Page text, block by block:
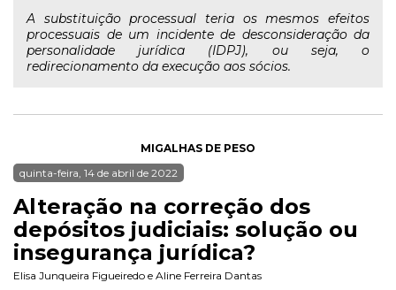
A substituição processual teria os mesmos efeitos
processuais de um incidente de desconsideração da
personalidade jurídica (IDPJ), ou seja, o
redirecionamento da execução aos sócios.
MIGALHAS DE PESO
quinta-feira, 14 de abril de 2022
Alteração na correção dos
depósitos judiciais: solução ou
insegurança jurídica?
Elisa Junqueira Figueiredo e Aline Ferreira Dantas